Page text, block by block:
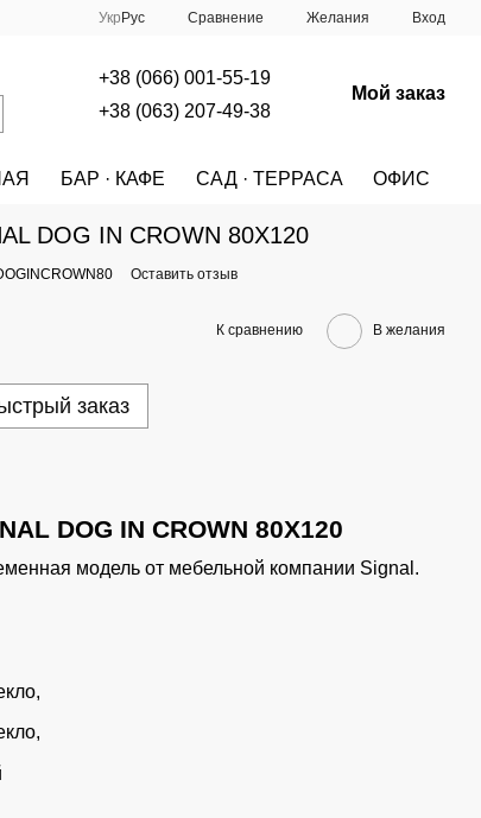
Укр Рус Сравнение Желания Вход
+38 (066) 001-55-19
+38 (063) 207-49-38
Мой заказ
БАР · КАФЕ САД · ТЕРРАСА ОФИС
DOG IN CROWN 80X120
Оставить отзыв
К сравнению В желания
заказ
DOG IN CROWN 80X120
модель от мебельной компании Signal.